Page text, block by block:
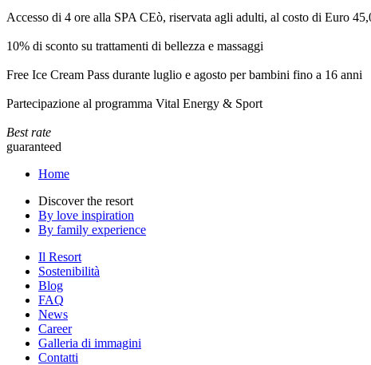
Accesso di 4 ore alla SPA CEò, riservata agli adulti, al costo di Euro
10% di sconto su trattamenti di bellezza e massaggi
Free Ice Cream Pass durante luglio e agosto per bambini fino a 16 anni
Partecipazione al programma Vital Energy & Sport
Best rate
guaranteed
Home
Discover the resort
By love inspiration
By family experience
Il Resort
Sostenibilità
Blog
FAQ
News
Career
Galleria di immagini
Contatti